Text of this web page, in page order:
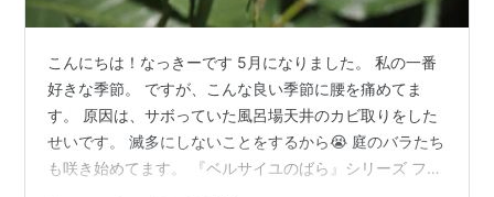
こんにちは！なっきーです 5月になりました。 私の一番
好きな季節。 ですが、こんな良い季節に腰を痛めてま
す。 原因は、サボっていた風呂場天井のカビ取りをした
せいです。 滅多にしないことをするから😭 庭のバラたち
も咲き始めてます。 『ベルサイユのばら』シリーズ フェ